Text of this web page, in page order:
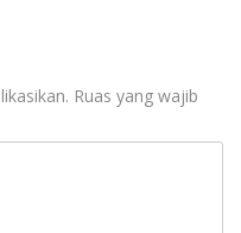
Ruas yang wajib